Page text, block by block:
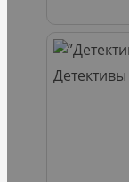
Детективы